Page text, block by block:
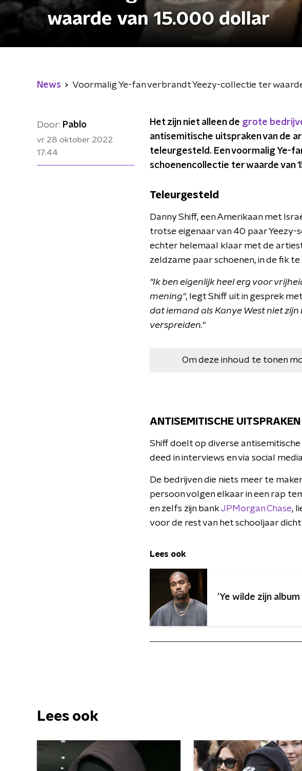
waarde van 15.000 dollar
News Voormalig Ye-fan verbrandt Yeezy-collectie ter
Door: Pablo
vr 28 oktober 2022
17:44
Het zijn niet alleen de grote
antisemitische uitspraken van de
teleurgesteld. Een voormalig Ye-
schoenencollectie ter waarde van
Teleurgesteld
Danny Shiff, een Amerikaan met
trotse eigenaar van 40 paar Yeezy-
echter helemaal klaar met de
zeldzame paar schoenen, in de fik te
"Ik ben eigenlijk heel erg voor
mening", legt Shiff uit in gesprek met
dat iemand als Kanye West niet
verspreiden."
Om deze inhoud te tonen
ANTISEMITISCHE UITSPRAKEN
Shiff doelt op diverse
deed in interviews en via social
De bedrijven die niets meer te
persoon volgen elkaar in een rap
en zelfs zijn bankJPMorgan Chase,
voor de rest van het schooljaar
Lees ook
'Ye wilde zijn
Lees ook